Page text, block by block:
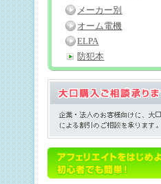
メーカー別
オーム電機
ELPA
防犯本